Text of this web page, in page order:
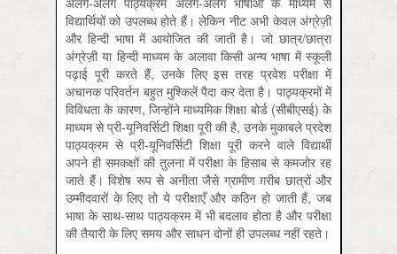
विद्यार्थियों को उपलब्ध होते हैं। लेकिन नीट अभी केवल अंग्रेज़ी
और हिन्दी भाषा में आयोजित की जाती है। जो छात्र/छात्रा
अंग्रेज़ी या हिन्दी माध्यम के अलावा किसी अन्य भाषा में स्कूली
पढ़ाई पूरी करते हैं, उनके लिए इस तरह प्रवेश परीक्षा में
अचानक परिवर्तन बहुत मुश्किलें पैदा कर देता है। पाठ्यक्रमों में
विविधता के कारण, जिन्होंने माध्यमिक शिक्षा बोर्ड (सीबीएसई) के
माध्यम से प्री-यूनिवर्सिटी शिक्षा पूरी की है, उनके मुकाबले प्रदेश
पाठ्यक्रम से प्री-यूनिवर्सिटी शिक्षा पूरी करने वाले विद्यार्थी
अपने ही समकक्षों की तुलना में परीक्षा के हिसाब से कमजोर रह
जाते हैं। विशेष रूप से अनीता जैसे ग्रामीण ग़रीब छात्रों और
उम्मीदवारों के लिए तो ये परीक्षाएँ और कठिन हो जाती हैं, जब
भाषा के साथ-साथ पाठ्यक्रम में भी बदलाव होता है और परीक्षा
की तैयारी के लिए समय और साधन दोनों ही उपलब्ध नहीं रहते।